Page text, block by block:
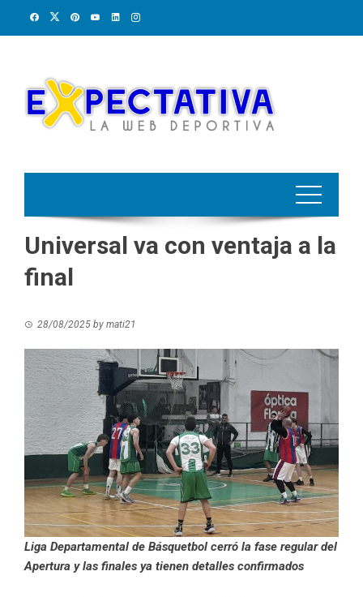
Universal va con ventaja a la
final
28/08/2025 by mati21
Liga Departamental de Básquetbol cerró la fase regular del
Apertura y las finales ya tienen detalles confirmados